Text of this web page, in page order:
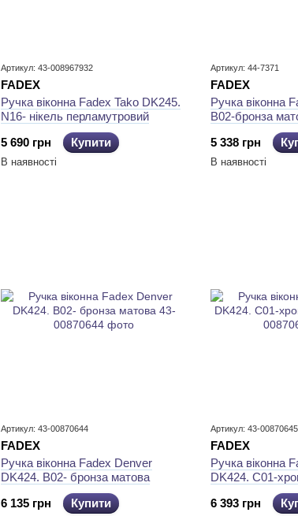
Артикул: 43-008967932
FADEX
Ручка віконна Fadex Tako DK245.
N16- нікель перламутровий
5 690 грн
Купити
В наявності
Артикул: 44-7371
FADEX
Ручка віконна
B02-бронза
5 338 грн
В наявності
Артикул: 43-00870644
FADEX
Ручка віконна Fadex Denver
DK424. B02- бронза матова
6 135 грн
Купити
Артикул: 43-00870645
FADEX
Ручка віконна
DK424. C01-
6 393 грн